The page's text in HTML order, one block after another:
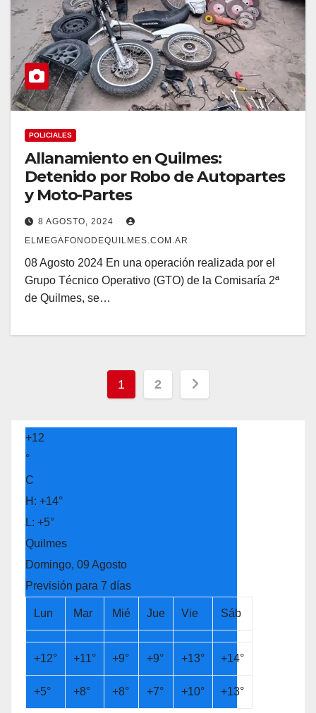
POLICIALES
Allanamiento en Quilmes:
Detenido por Robo de Autopartes
y Moto-Partes
8 AGOSTO, 2024
ELMEGAFONODEQUILMES.COM.AR
08 Agosto 2024 En una operación realizada por el
Grupo Técnico Operativo (GTO) de la Comisaría 2ª
de Quilmes, se…
Navegación
1 2
+12
°
C
H: +14°
L: +5°
Quilmes
Domingo, 09 Agosto
Previsión para 7 días
Lun Mar Mié Jue Vie Sáb
+12° +11° +9° +9° +13° +14°
+5° +8° +8° +7° +10° +13°